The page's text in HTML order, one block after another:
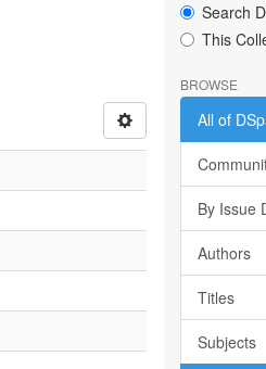
Search
This
BROWSE
All of
By Issue
Authors
Titles
Subjects